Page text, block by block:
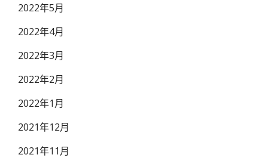
2022年5月
2022年4月
2022年3月
2022年2月
2022年1月
2021年12月
2021年11月